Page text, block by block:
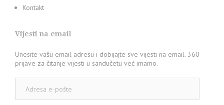
Kontakt
Vijesti na email
Unesite vašu email adresu i dobijajte sve vijesti na email. 360
prijave za čitanje vijesti u sandučetu već imamo.
pošte